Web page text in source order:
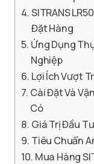
SITRANS
Đặt Hàng
Ứng Dụng
Nghiệp
Lợi Ích Vượt
Cài Đặt Và
Có
Giá Trị Đầu
Tiêu Chuẩn
Mua Hàng